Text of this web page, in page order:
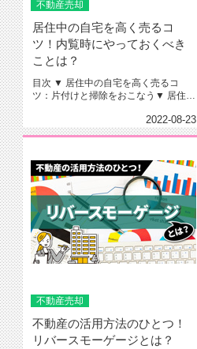
不動産売却
居住中の自宅を高く売るコ
ツ！内覧時にやっておくべき
ことは？
目次 ▼ 居住中の自宅を高く売るコ
ツ：片付けと掃除をおこなう▼ 居住中
2022-08-23
不動産売却
不動産の活用方法のひとつ！
リバースモーゲージとは？